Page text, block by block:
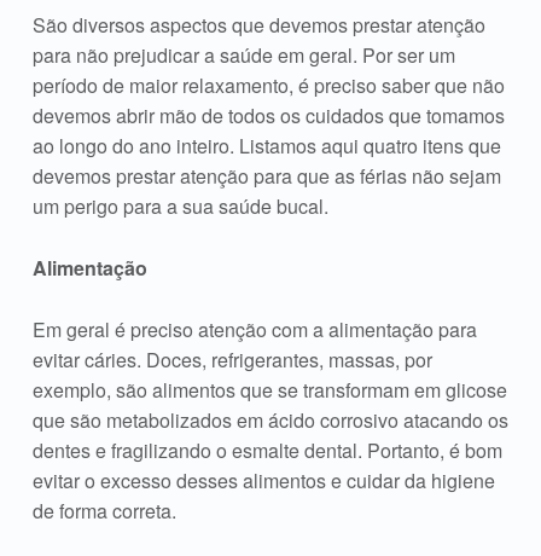
São diversos aspectos que devemos prestar atenção
para não prejudicar a saúde em geral. Por ser um
período de maior relaxamento, é preciso saber que não
devemos abrir mão de todos os cuidados que tomamos
ao longo do ano inteiro. Listamos aqui quatro itens que
devemos prestar atenção para que as férias não sejam
um perigo para a sua saúde bucal.
Alimentação
Em geral é preciso atenção com a alimentação para
evitar cáries. Doces, refrigerantes, massas, por
exemplo, são alimentos que se transformam em glicose
que são metabolizados em ácido corrosivo atacando os
dentes e fragilizando o esmalte dental. Portanto, é bom
evitar o excesso desses alimentos e cuidar da higiene
de forma correta.